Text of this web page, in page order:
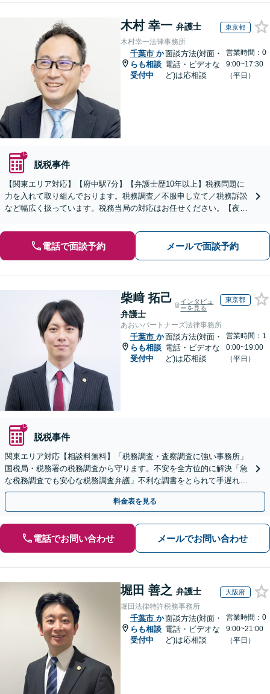
木村 幸一 弁護士 東京都
木村幸一法律事務所
千葉市 か
らも相談
受付中
面談方法(対面・
電話・ビデオな
ど)は応相談
営業時間：0
9:00~17:30
（平日）
脱税事件
【関東エリア対応】【府中駅7分】【弁護士歴10年以上】税務問題に
力を入れて取り組んでおります。税務調査／不服申し立て／税務訴訟
など幅広く扱っています。税務当局の対応はお任せください。【夜
電話で面談予約 メールで面談予約
柴﨑 拓己
弁護士
インタビュ
ーを見る
東京都
あおいパートナーズ法律事務所
千葉市 か
らも相談
受付中
面談方法(対面・
電話・ビデオな
ど)は応相談
営業時間：1
0:00~19:00
（平日）
脱税事件
関東エリア対応【相談料無料】「税務調査・査察調査に強い事務所」
国税局・税務署の税務調査から守ります。不安を全方位的に解決「急
な税務調査でも安心な税務調査弁護」不利な調書をとられて手遅れに
なる前にご相談を
料金表を見る
電話でお問い合わせ メールでお問い合わせ
堀田 善之 弁護士 大阪府
堀田法律特許税務事務所
千葉市 か
らも相談
受付中
面談方法(対面・
電話・ビデオな
ど)は応相談
営業時間：0
9:00~21:00
（平日）